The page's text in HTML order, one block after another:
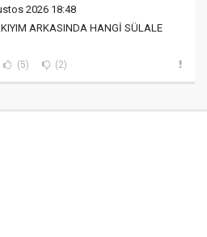
2026 18:48
ARKASINDA HANGİ SÜLALE
(5) (2)